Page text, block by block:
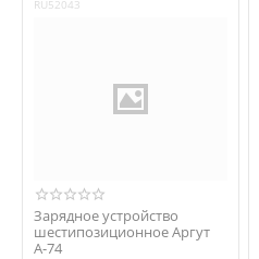
RU52043
Зарядное устройство
шестипозиционное Аргут
А-74